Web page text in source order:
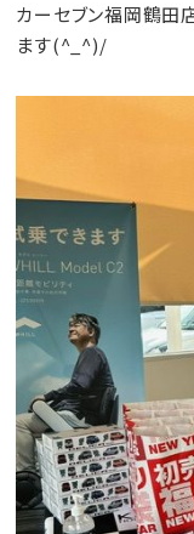
カーセブン福岡鶴田
ます(^_^)/